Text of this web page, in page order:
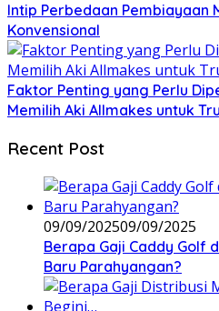
Intip Perbedaan Pembiayaan
Konvensional
Faktor Penting yang Perlu
Memilih Aki Allmakes untuk
Recent Post
09/09/202509/09/2025
Berapa Gaji Caddy Golf
Baru Parahyangan?